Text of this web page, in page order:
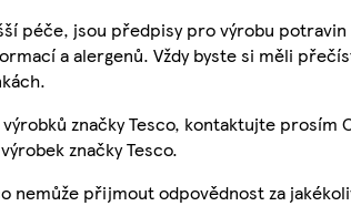
péče, jsou předpisy pro výrobu potravin
a alergenů. Vždy byste si měli
značky Tesco, kontaktujte prosím
značky Tesco.
nemůže přijmout odpovědnost za